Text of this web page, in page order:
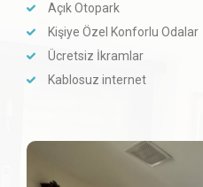
Açık Otopark
Kişiye Özel Konforlu Odalar
Ücretsiz İkramlar
Kablosuz internet